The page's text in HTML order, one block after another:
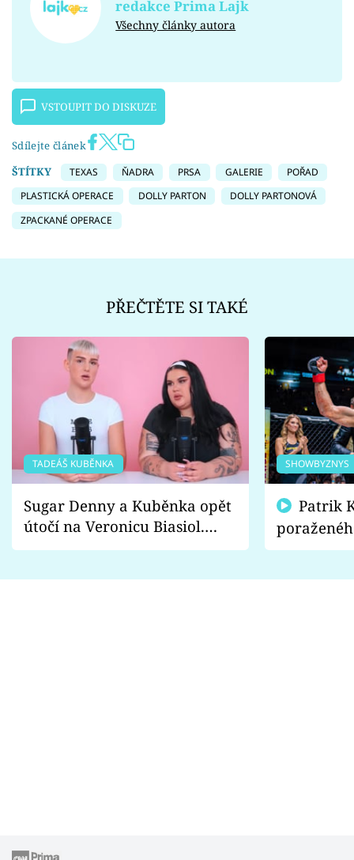
redakce Prima Lajk
Všechny články autora
VSTOUPIT DO DISKUZE
Sdílejte článek
ŠTÍTKY
TEXAS ŇADRA PRSA GALERIE
POŘAD
PLASTICKÁ OPERACE
DOLLY PARTON
DOLLY PARTONOVÁ
ZPACKANÉ OPERACE
PŘEČTĚTE SI TAKÉ
TADEÁŠ KUBĚNKA
Sugar Denny a Kuběnka opět
útočí na Veronicu Biasiol.
Proč je podle nich falešná a
SHOWBYZNYS
fanoušci